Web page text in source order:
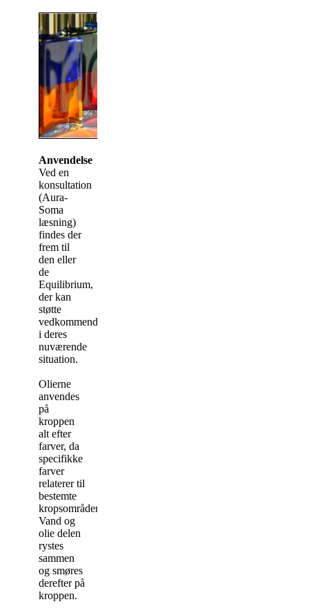
Anvendelse
Ved en
konsultation
(Aura-
Soma
læsning)
findes der
frem til
den eller
de
Equilibrium,
der kan
støtte
vedkommende
i deres
nuværende
situation.
Olierne
anvendes
på
kroppen
alt efter
farver, da
specifikke
farver
relaterer til
bestemte
kropsområder.
Vand og
olie delen
rystes
sammen
og smøres
derefter på
kroppen.